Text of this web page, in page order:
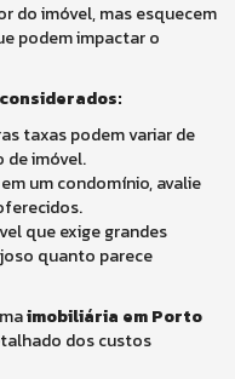
do imóvel, mas esquecem
podem impactar o
taxas podem variar de
de imóvel.
um condomínio, avalie
que exige grandes
quanto parece
imobiliária em Porto
dos custos